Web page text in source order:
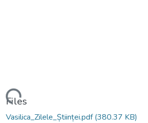
Files
Vasilica_Zilele_Științei.pdf(380.37 KB)